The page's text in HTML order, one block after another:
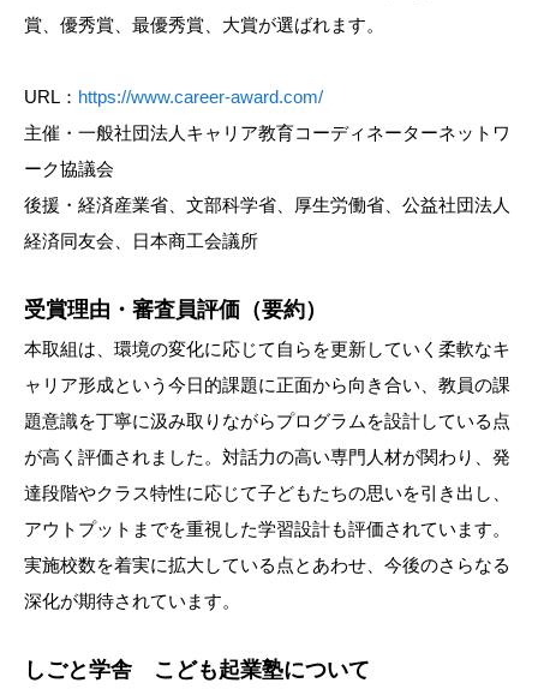
賞、優秀賞、最優秀賞、大賞が選ばれます。
URL： https://www.career-award.com/
主催・一般社団法人キャリア教育コーディネーターネットワ
ーク協議会
後援・経済産業省、文部科学省、厚生労働省、公益社団法人
経済同友会、日本商工会議所
受賞理由・審査員評価（要約）
本取組は、環境の変化に応じて自らを更新していく柔軟なキ
ャリア形成という今日的課題に正面から向き合い、教員の課
題意識を丁寧に汲み取りながらプログラムを設計している点
が高く評価されました。対話力の高い専門人材が関わり、発
達段階やクラス特性に応じて子どもたちの思いを引き出し、
アウトプットまでを重視した学習設計も評価されています。
実施校数を着実に拡大している点とあわせ、今後のさらなる
深化が期待されています。
しごと学舎 こども起業塾について